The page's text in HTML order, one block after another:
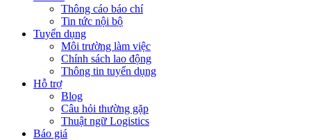
Thông cáo báo chí
Tin tức nội bộ
Tuyển dụng
Môi trường làm việc
Chính sách lao động
Thông tin tuyển dụng
Hỗ trợ
Blog
Câu hỏi thường gặp
Thuật ngữ Logistics
Báo giá